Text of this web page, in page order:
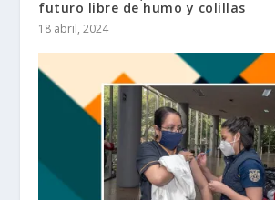
futuro libre de humo y colillas
18 abril, 2024